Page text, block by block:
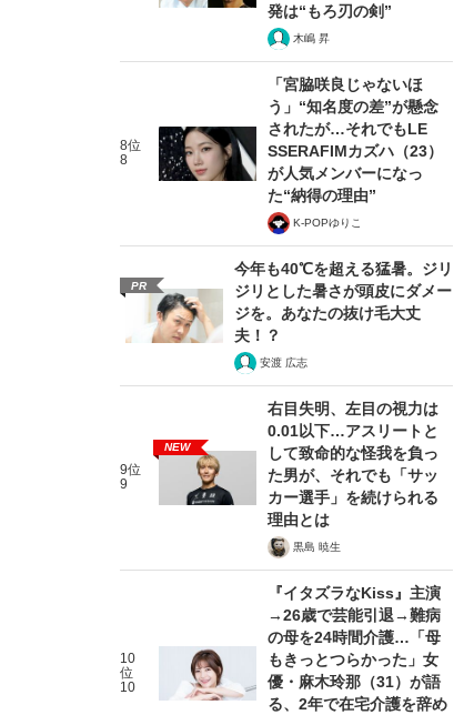
発は“もろ刃の剣”
木嶋 昇
8位
8
「宮脇咲良じゃないほ
う」“知名度の差”が懸念
されたが…それでもLE
SSERAFIMカズハ（23）
が人気メンバーになっ
た“納得の理由”
K-POPゆりこ
PR
今年も40℃を超える猛暑。ジリ
ジリとした暑さが頭皮にダメー
ジを。あなたの抜け毛大丈
夫！？
安渡 広志
9位
9
NEW
右目失明、左目の視力は
0.01以下…アスリートと
して致命的な怪我を負っ
た男が、それでも「サッ
カー選手」を続けられる
理由とは
黒島 暁生
10
位
10
『イタズラなKiss』主演
→26歳で芸能引退→難病
の母を24時間介護…「母
もきっとつらかった」女
優・麻木玲那（31）が語
る、2年で在宅介護を辞め